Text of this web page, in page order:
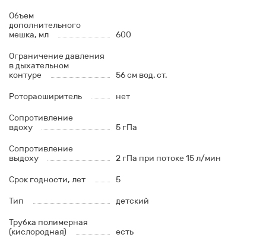
Объем
дополнительного
мешка, мл
600
Ограничение давления
в дыхательном
контуре
56 см вод. ст.
Роторасширитель нет
Сопротивление
вдоху
5 гПа
Сопротивление
выдоху
2 гПа при потоке 15 л/мин
Срок годности, лет 5
Тип детский
Трубка полимерная
(кислородная)
есть